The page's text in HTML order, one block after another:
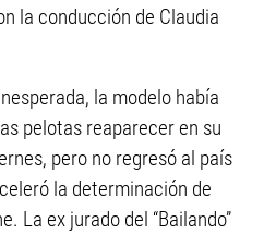
la conducción de Claudia
la modelo había
pelotas reaparecer en su
pero no regresó al país
la determinación de
La ex jurado del “Bailando”